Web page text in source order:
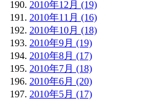
2010年12月 (19)
2010年11月 (16)
2010年10月 (18)
2010年9月 (19)
2010年8月 (17)
2010年7月 (18)
2010年6月 (20)
2010年5月 (17)